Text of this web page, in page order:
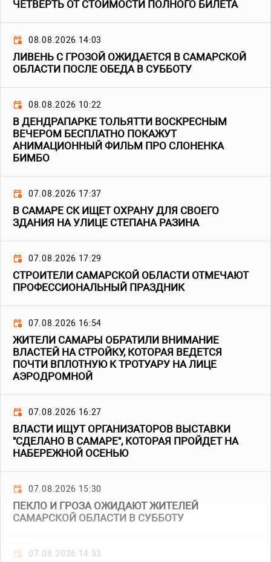
ЧЕТВЕРТЬ ОТ СТОИМОСТИ ПОЛНОГО БИЛЕТА
08.08.2026 14:03
ЛИВЕНЬ С ГРОЗОЙ ОЖИДАЕТСЯ В САМАРСКОЙ
ОБЛАСТИ ПОСЛЕ ОБЕДА В СУББОТУ
08.08.2026 10:22
В ДЕНДРАПАРКЕ ТОЛЬЯТТИ ВОСКРЕСНЫМ
ВЕЧЕРОМ БЕСПЛАТНО ПОКАЖУТ
АНИМАЦИОННЫЙ ФИЛЬМ ПРО СЛОНЕНКА
БИМБО
07.08.2026 17:37
В САМАРЕ СК ИЩЕТ ОХРАНУ ДЛЯ СВОЕГО
ЗДАНИЯ НА УЛИЦЕ СТЕПАНА РАЗИНА
07.08.2026 17:29
СТРОИТЕЛИ САМАРСКОЙ ОБЛАСТИ ОТМЕЧАЮТ
ПРОФЕССИОНАЛЬНЫЙ ПРАЗДНИК
07.08.2026 16:54
ЖИТЕЛИ САМАРЫ ОБРАТИЛИ ВНИМАНИЕ
ВЛАСТЕЙ НА СТРОЙКУ, КОТОРАЯ ВЕДЕТСЯ
ПОЧТИ ВПЛОТНУЮ К ТРОТУАРУ НА ЛИЦЕ
АЭРОДРОМНОЙ
07.08.2026 16:27
ВЛАСТИ ИЩУТ ОРГАНИЗАТОРОВ ВЫСТАВКИ
"СДЕЛАНО В САМАРЕ", КОТОРАЯ ПРОЙДЕТ НА
НАБЕРЕЖНОЙ ОСЕНЬЮ
07.08.2026 15:30
ПЕКЛО И ГРОЗА ОЖИДАЮТ ЖИТЕЛЕЙ
САМАРСКОЙ ОБЛАСТИ В СУББОТУ
07.08.2026 14:33